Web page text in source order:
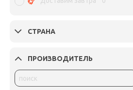
СТРАНА
ПРОИЗВОДИТЕЛЬ